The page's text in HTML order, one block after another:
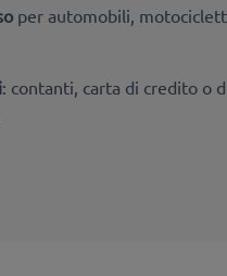
per automobili,
: contanti, carta di credito o